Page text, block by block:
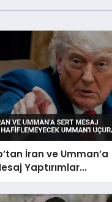
İran ve Umman’a
Yaptırımlar
Umman’ı